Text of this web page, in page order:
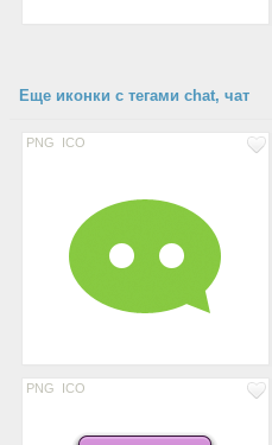
Еще иконки с тегами chat, чат
PNG ICO
PNG ICO